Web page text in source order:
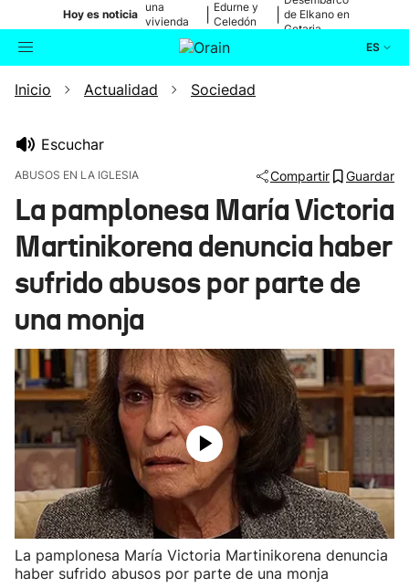
Hoy es noticia
una
vivienda
de Bilbao
Edurne y
Celedón
de Elkano en
Getaria
ES
Buscador Actualidad
Ikusmiran
Eguraldia
Inicio Actualidad Sociedad
Escuchar
ABUSOS EN LA IGLESIA Compartir Guardar
La pamplonesa María Victoria
Martinikorena denuncia haber
sufrido abusos por parte de
una monja
La pamplonesa María Victoria Martinikorena denuncia
haber sufrido abusos por parte de una monja